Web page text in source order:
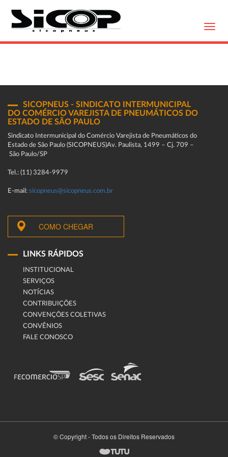
SICOPNEUS - SINDICATO INTERMUNICIPAL
DO COMÉRCIO VAREJISTA DE PNEUMÁTICOS DO
ESTADO DE SÃO PAULO
Sindicato Intermunicipal do Comércio Varejista de Pneumáticos do
Estado de São Paulo (SICOPNEUS)Av. Paulista, 1499 – Cj. 709 –
São Paulo/SP
Tel.: (11) 3284-9979
E-mail: sicopneus@sicopneus.com.br
COMO CHEGAR
LINKS RÁPIDOS
INSTITUCIONAL
SERVIÇOS
NOTÍCIAS
CONTRIBUIÇÕES
CONVENÇÕES COLETIVAS
CONVÊNIOS
FALE CONOSCO
© Copyright - Todos os Direitos Reservados